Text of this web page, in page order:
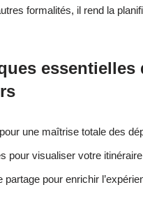
formalités, il rend la
essentielles
une maîtrise totale des
pour visualiser votre itinéraire
partage pour enrichir